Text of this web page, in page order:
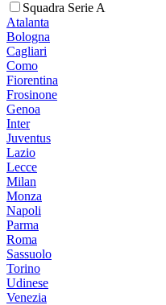
Squadra Serie A
Atalanta
Bologna
Cagliari
Como
Fiorentina
Frosinone
Genoa
Inter
Juventus
Lazio
Lecce
Milan
Monza
Napoli
Parma
Roma
Sassuolo
Torino
Udinese
Venezia